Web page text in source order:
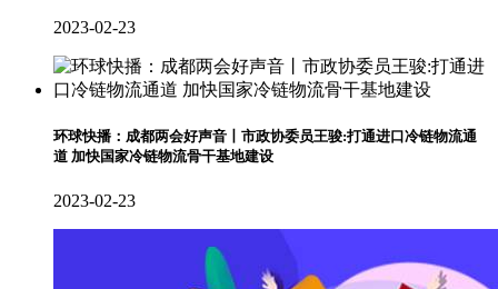
2023-02-23
环球快播：成都两会好声音丨市政协委员王骏:打通进口冷链物流通
道 加快国家冷链物流骨干基地建设
2023-02-23